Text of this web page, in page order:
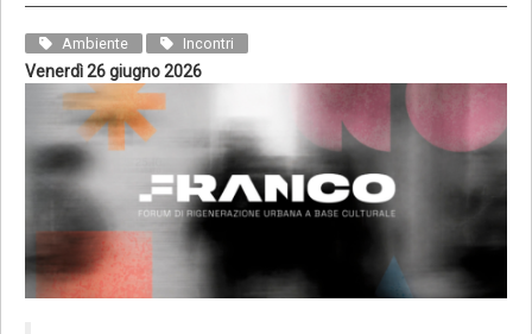
Ambiente Incontri
Venerdì 26 giugno 2026